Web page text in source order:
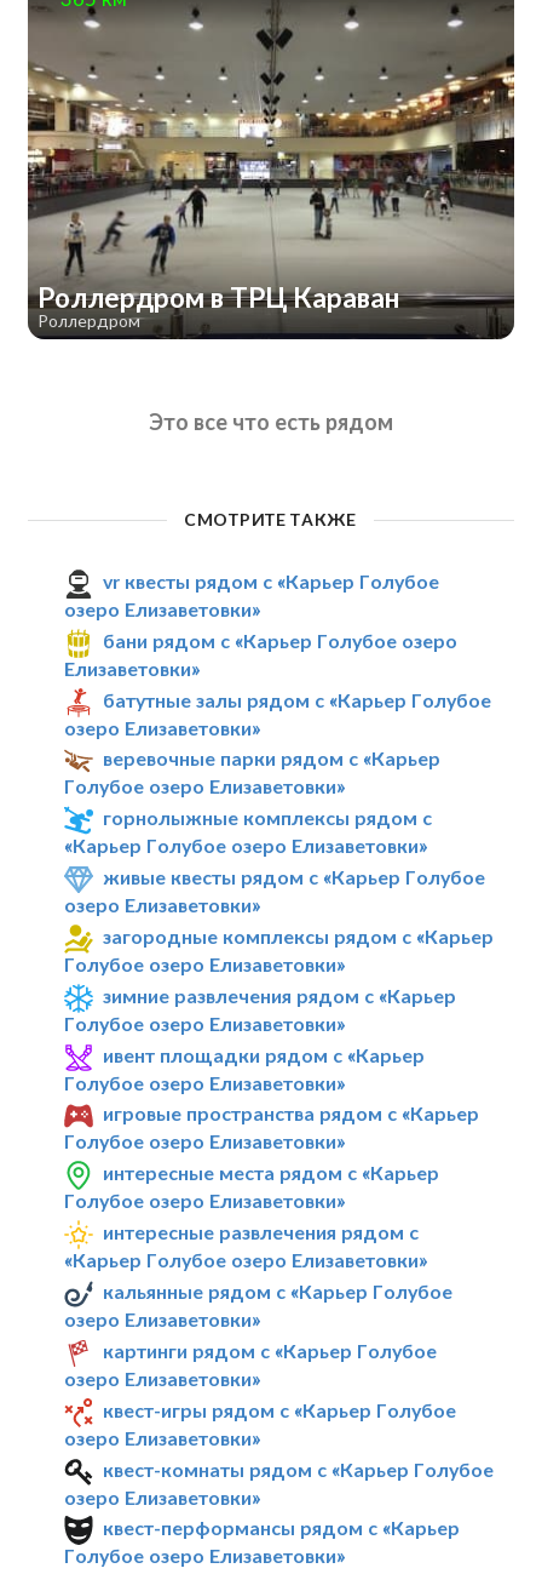
Роллердром в ТРЦ Караван
Роллердром
Это все что есть рядом
СМОТРИТЕ ТАКЖЕ
vr квесты рядом с «Карьер Голубое
озеро Елизаветовки»
бани рядом с «Карьер Голубое озеро
Елизаветовки»
батутные залы рядом с «Карьер Голубое
озеро Елизаветовки»
веревочные парки рядом с «Карьер
Голубое озеро Елизаветовки»
горнолыжные комплексы рядом с
«Карьер Голубое озеро Елизаветовки»
живые квесты рядом с «Карьер Голубое
озеро Елизаветовки»
загородные комплексы рядом с «Карьер
Голубое озеро Елизаветовки»
зимние развлечения рядом с «Карьер
Голубое озеро Елизаветовки»
ивент площадки рядом с «Карьер
Голубое озеро Елизаветовки»
игровые пространства рядом с «Карьер
Голубое озеро Елизаветовки»
интересные места рядом с «Карьер
Голубое озеро Елизаветовки»
интересные развлечения рядом с
«Карьер Голубое озеро Елизаветовки»
кальянные рядом с «Карьер Голубое
озеро Елизаветовки»
картинги рядом с «Карьер Голубое
озеро Елизаветовки»
квест-игры рядом с «Карьер Голубое
озеро Елизаветовки»
квест-комнаты рядом с «Карьер Голубое
озеро Елизаветовки»
квест-перформансы рядом с «Карьер
Голубое озеро Елизаветовки»